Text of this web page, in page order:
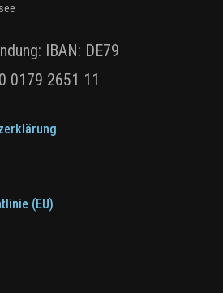
IBAN: DE79
0179 2651 11
(EU)